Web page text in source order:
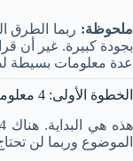
ملحوظة: ربما الطرق
بجودة كبيرة. غير أن
عدة معلومات بسيطة
الخطوة الأولى: 4 معلومات مهمة لمن يود تقليل حجم الصور
الموضوع وربما لن